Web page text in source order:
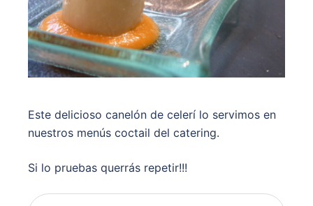
Este delicioso canelón de celerí lo servimos en
nuestros menús coctail del catering.
Si lo pruebas querrás repetir!!!